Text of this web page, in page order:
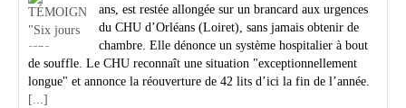
ans, est restée allongée sur un brancard aux urgences
du CHU d’Orléans (Loiret), sans jamais obtenir de
chambre. Elle dénonce un système hospitalier à bout
de souffle. Le CHU reconnaît une situation "exceptionnellement
longue" et annonce la réouverture de 42 lits d’ici la fin de l’année.
[...]